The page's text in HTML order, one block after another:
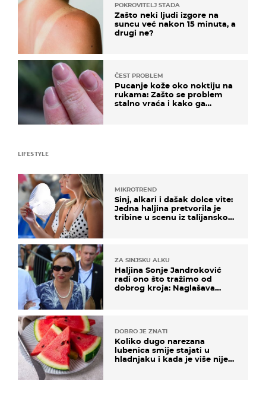
POKROVITELJ STADA
Zašto neki ljudi izgore na
suncu već nakon 15 minuta, a
drugi ne?
ČEST PROBLEM
Pucanje kože oko noktiju na
rukama: Zašto se problem
stalno vraća i kako ga
LIFESTYLE
MIKROTREND
Sinj, alkari i dašak dolce vite:
Jedna haljina pretvorila je
tribine u scenu iz talijanskog
ZA SINJSKU ALKU
Haljina Sonje Jandroković
radi ono što tražimo od
dobrog kroja: Naglašava
DOBRO JE ZNATI
Koliko dugo narezana
lubenica smije stajati u
hladnjaku i kada je više nije